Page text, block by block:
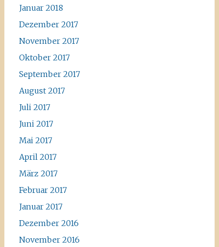
Januar 2018
Dezember 2017
November 2017
Oktober 2017
September 2017
August 2017
Juli 2017
Juni 2017
Mai 2017
April 2017
März 2017
Februar 2017
Januar 2017
Dezember 2016
November 2016